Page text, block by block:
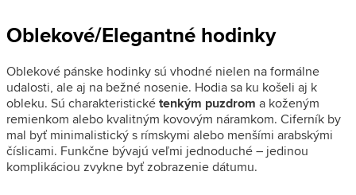
Oblekové/Elegantné hodinky
Oblekové pánske hodinky sú vhodné nielen na formálne
udalosti, ale aj na bežné nosenie. Hodia sa ku košeli aj k
obleku. Sú charakteristickétenkým puzdrom a koženým
remienkom alebo kvalitným kovovým náramkom. Ciferník by
mal byť minimalistický s rímskymi alebo menšími arabskými
číslicami. Funkčne bývajú veľmi jednoduché – jedinou
komplikáciou zvykne byť zobrazenie dátumu.